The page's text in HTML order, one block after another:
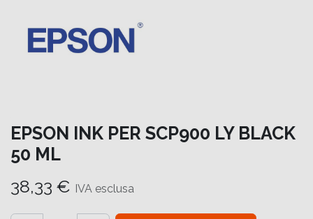
EPSON INK PER SCP900 LY BLACK
50 ML
38,33 € IVA esclusa